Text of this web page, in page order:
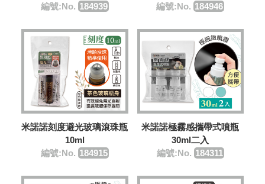
編號:No. 184939
編號:No. 184946
米諾諾刻度避光玻璃滾珠瓶
10ml
編號:No. 184915
米諾諾極霧感攜帶式噴瓶
30ml二入
編號:No. 184311